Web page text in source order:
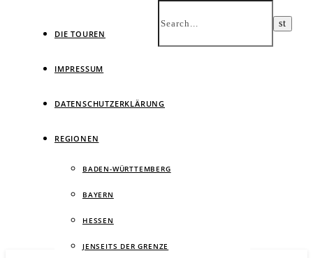
DIE TOUREN
IMPRESSUM
DATENSCHUTZERKLÄRUNG
REGIONEN
BADEN-WÜRTTEMBERG
BAYERN
HESSEN
JENSEITS DER GRENZE